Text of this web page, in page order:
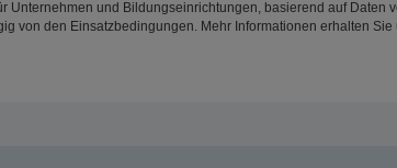
Unternehmen und Bildungseinrichtungen, basierend auf Daten
von den Einsatzbedingungen. Mehr Informationen erhalten